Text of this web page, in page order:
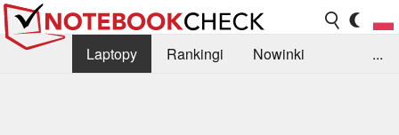
Laptopy Rankingi
Nowinki
...